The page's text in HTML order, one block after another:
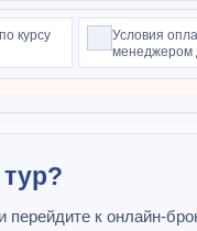
курсу
Условия
менеджером
перейдите к онлайн-